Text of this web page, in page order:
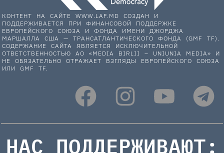
КОНТЕНТ НА САЙТЕ WWW.LAF.MD СОЗДАН И
ПОДДЕРЖИВАЕТСЯ ПРИ ФИНАНСОВОЙ ПОДДЕРЖКЕ
ЕВРОПЕЙСКОГО СОЮЗА И ФОНДА ИМЕНИ ДЖОРДЖА
МАРШАЛЛА США — ТРАНСАТЛАНТИЧЕСКОГО ФОНДА (GMF TF).
СОДЕРЖАНИЕ САЙТА ЯВЛЯЕТСЯ ИСКЛЮЧИТЕЛЬНОЙ
ОТВЕТСТВЕННОСТЬЮ АО «MEDIA BIRLII – UNIUNIA MEDIA» И
НЕ ОБЯЗАТЕЛЬНО ОТРАЖАЕТ ВЗГЛЯДЫ ЕВРОПЕЙСКОГО СОЮЗА
ИЛИ GMF TF.
НАС ПОДДЕРЖИВАЮТ: